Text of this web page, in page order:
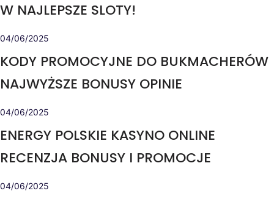
W NAJLEPSZE SLOTY!
04/06/2025
KODY PROMOCYJNE DO BUKMACHERÓW
NAJWYŻSZE BONUSY OPINIE
04/06/2025
ENERGY POLSKIE KASYNO ONLINE
RECENZJA BONUSY I PROMOCJE
04/06/2025